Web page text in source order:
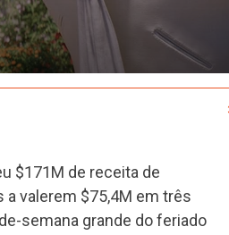
$171M de receita de
valerem $75,4M em três
semana grande do feriado